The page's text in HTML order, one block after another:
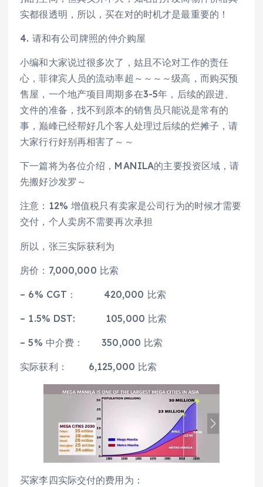
实都很透明，所以，买在对的时机才是最重要的！
4. 请和有公司牌照的仲介购屋
小编和大家说过很多次了，姑且不论对工作的责任
心，菲律宾人员的流动率超～～～～级高，而购买预
售屋，一个地产项目周期多在3-5年，后续的跟进、
文件的准备，找不到原本的销售员只能说是常有的
事，巅峰已经帮好几个客人处理过后续的烂摊子，请
大家行行好别再相害了～～
下一篇将为各位介绍，MANILA的主要投资区域，请
先搬好沙发罗～
注意：12% 增值税只有卖家是公司行为的时候才需要
交付，个人卖房不需要再次承担
所以，张三实际获利为
房价：7,000,000 比索
– 6% CGT： 420,000 比索
– 1.5% DST: 105,000 比索
– 5% 中介费： 350,000 比索
实际获利： 6,125,000 比索
买家李四实际交付的费用为：